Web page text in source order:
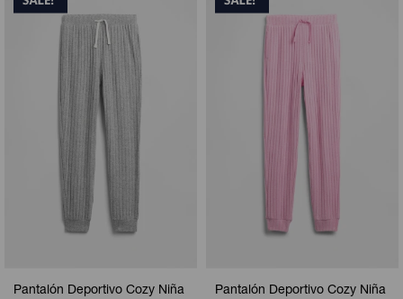
Pantalón Deportivo Cozy Niña
Pantalón Deportivo Cozy Niña